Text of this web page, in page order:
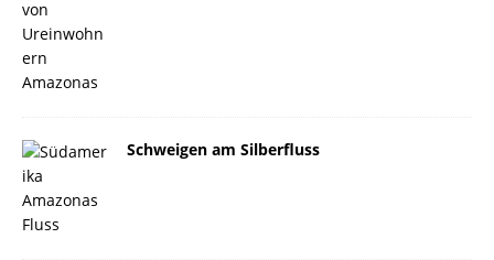
Schweigen am Silberfluss